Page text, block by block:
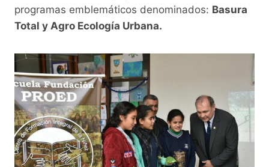
programas emblemáticos denominados: Basura
Total y Agro Ecología Urbana.